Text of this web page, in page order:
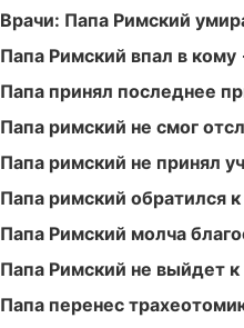
Врачи: Папа Римский
Папа Римский впал в кому
Папа принял последнее
Папа римский не смог
Папа римский не принял
Папа римский обратился
Папа Римский молча
Папа Римский не выйдет
Папа перенес